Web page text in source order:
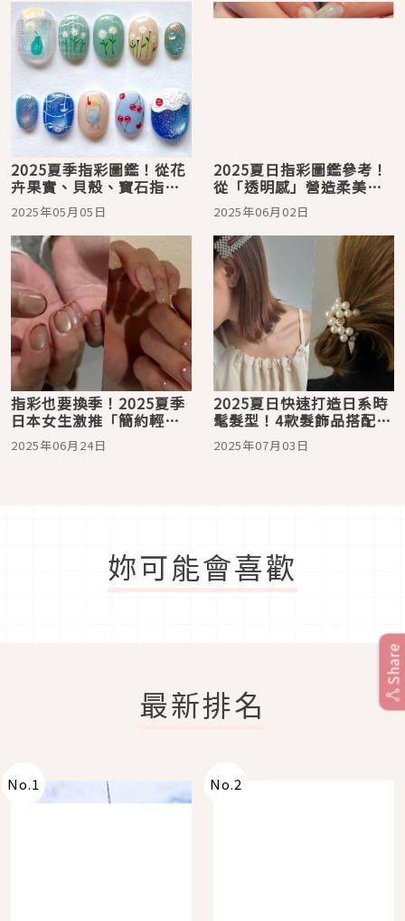
2025夏季指彩圖鑑！從花
卉果實、貝殼、寶石指彩
參考點亮沁涼繽紛的指尖
魅力
2025年05月05日
2025夏日指彩圖鑑參考！
從「透明感」營造柔美質
感的注目指尖魅力
2025年06月02日
指彩也要換季！2025夏季
日本女生激推「簡約輕透
風」美甲圖鑑
2025年06月24日
2025夏日快速打造日系時
髦髮型！4款髮飾品搭配指
南推薦
2025年07月03日
妳可能會喜歡
最新排名
No.1 No.2
Share